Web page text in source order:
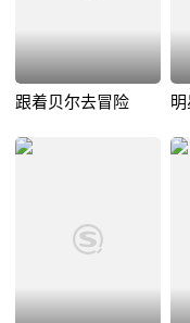
跟着贝尔去冒险